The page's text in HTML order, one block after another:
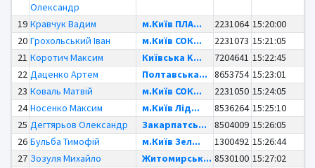
Олександр
19 Кравчук Вадим м.Київ ПЛА... 2231064 15:20:00
20 Грохольський Іван м.Київ СОК... 2231073 15:21:05
21 Коротич Максим Київська K... 7204641 15:22:45
22 Даценко Артем Полтавська... 8653754 15:23:01
23 Коваль Матвій м.Київ СОК... 2231050 15:24:05
24 Носенко Максим м.Київ Лід... 8536264 15:25:10
25 Дегтярьов Олександр Закарпатсь... 8504009 15:26:05
26 Бульба Тимофій м.Київ Зел... 1300492 15:26:44
27 Зозуля Михайло Житомирськ... 8530100 15:27:02